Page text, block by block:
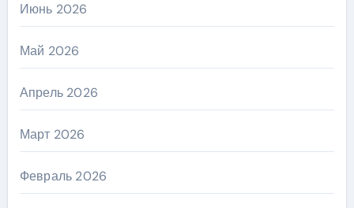
Июнь 2026
Май 2026
Апрель 2026
Март 2026
Февраль 2026